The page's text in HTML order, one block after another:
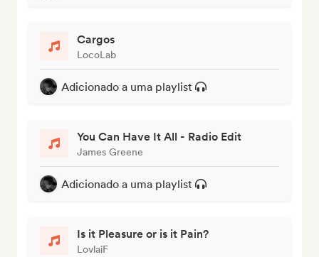
Cargos
LocoLab
Adicionado a uma playlist
You Can Have It All - Radio Edit
James Greene
Adicionado a uma playlist
Is it Pleasure or is it Pain?
LovlaiF